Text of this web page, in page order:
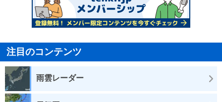
注目のコンテンツ
雨雲レーダー